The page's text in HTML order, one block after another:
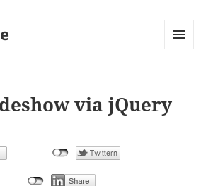
via jQuery